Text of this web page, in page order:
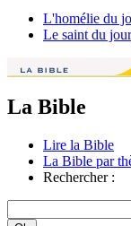
L'homélie du
Le saint du jour
La Bible
Lire la Bible
La Bible par
Rechercher :